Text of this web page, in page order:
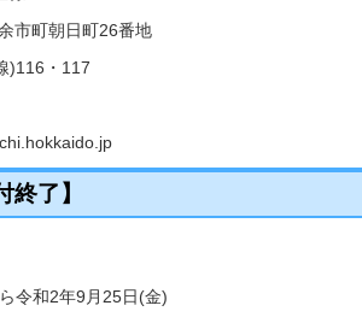
市町朝日町26番地
)116・117
了】
令和2年9月25日(金)